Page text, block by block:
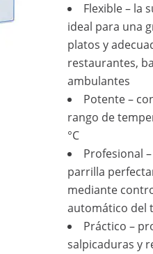
Flexible – la
ideal para una
platos y
restaurantes,
ambulantes
Potente –
rango de
°C
Profesional
parrilla
mediante
automático del
Práctico –
salpicaduras y